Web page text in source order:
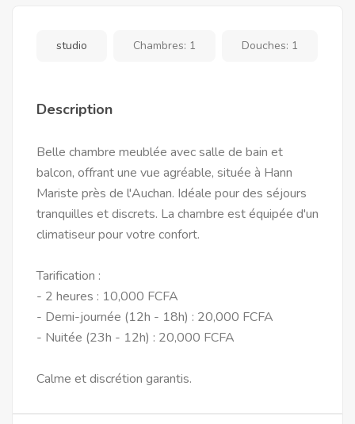
studio Chambres: 1 Douches: 1
Description
Belle chambre meublée avec salle de bain et
balcon, offrant une vue agréable, située à Hann
Mariste près de l'Auchan. Idéale pour des séjours
tranquilles et discrets. La chambre est équipée d'un
climatiseur pour votre confort.
Tarification :
- 2 heures : 10,000 FCFA
- Demi-journée (12h - 18h) : 20,000 FCFA
- Nuitée (23h - 12h) : 20,000 FCFA
Calme et discrétion garantis.